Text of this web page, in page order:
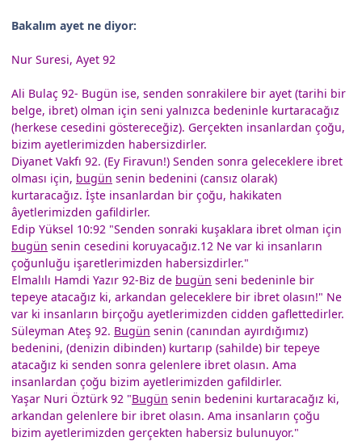
Bakalım ayet ne diyor:
Nur Suresi, Ayet 92
Ali Bulaç 92- Bugün ise, senden sonrakilere bir ayet (tarihi bir
belge, ibret) olman için seni yalnızca bedeninle kurtaracağız
(herkese cesedini göstereceğiz). Gerçekten insanlardan çoğu,
bizim ayetlerimizden habersizdirler.
Diyanet Vakfı 92. (Ey Firavun!) Senden sonra geleceklere ibret
olması için, bugün senin bedenini (cansız olarak)
kurtaracağız. İşte insanlardan bir çoğu, hakikaten
âyetlerimizden gafildirler.
Edip Yüksel 10:92 "Senden sonraki kuşaklara ibret olman için
bugün senin cesedini koruyacağız.12 Ne var ki insanların
çoğunluğu işaretlerimizden habersizdirler."
Elmalılı Hamdi Yazır 92-Biz de bugün seni bedeninle bir
tepeye atacağız ki, arkandan geleceklere bir ibret olasın!" Ne
var ki insanların birçoğu ayetlerimizden cidden gaflettedirler.
Süleyman Ateş 92. Bugün senin (canından ayırdığımız)
bedenini, (denizin dibinden) kurtarıp (sahilde) bir tepeye
atacağız ki senden sonra gelenlere ibret olasın. Ama
insanlardan çoğu bizim ayetlerimizden gafildirler.
Yaşar Nuri Öztürk 92 "Bugün senin bedenini kurtaracağız ki,
arkandan gelenlere bir ibret olasın. Ama insanların çoğu
bizim ayetlerimizden gerçekten habersiz bulunuyor."